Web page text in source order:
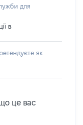
для
в
як
це вас